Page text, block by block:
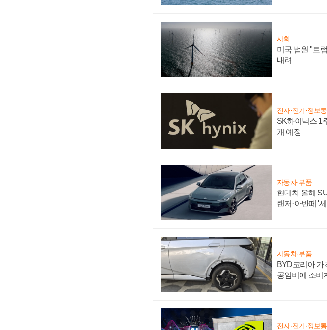
사회
미국 법원 "트
내려
전자·전기·정보
SK하이닉스 1
개 예정
자동차·부품
현대차 올해
랜저·아반떼 '
자동차·부품
BYD코리아 가
공임비에 소비
전자·전기·정보